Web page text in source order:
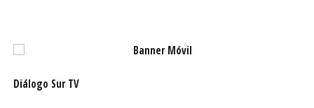
Argentina, es de 80 dólares por tramo y 150 ida y vuelta,
dólares por trayecto y 280 ambos.
Diálogo Sur TV